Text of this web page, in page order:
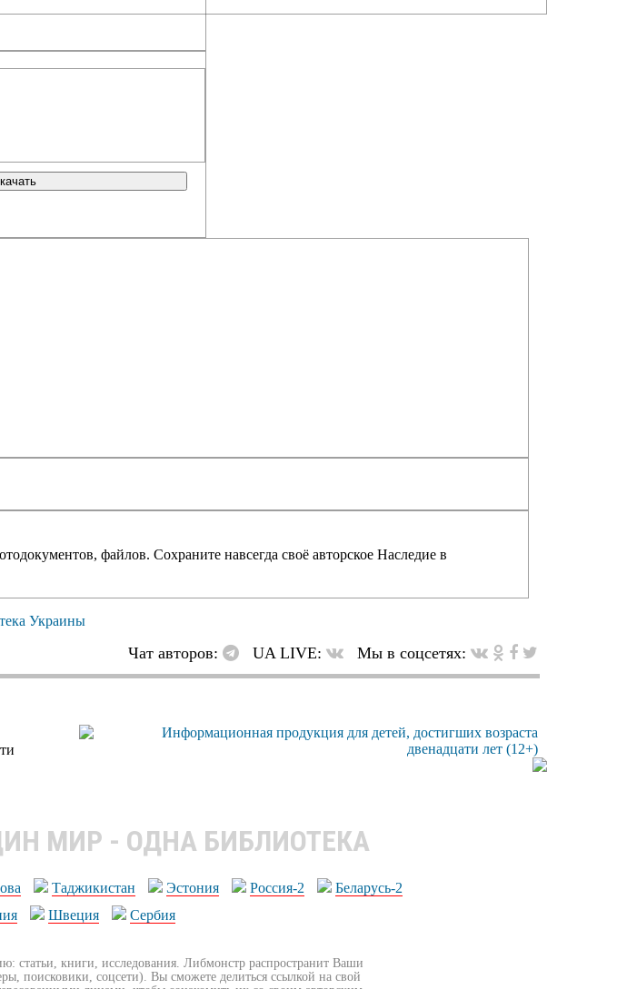
файлов. Сохраните навсегда своё авторское Наследие в
Украины
Чат авторов: UA LIVE: Мы в соцсетях:
МИР - ОДНА БИБЛИОТЕКА
Таджикистан Эстония Россия-2
Беларусь-2
Швеция Сербия
статьи, книги, исследования. Либмонстр распространит Ваши
поисковики, соцсети). Вы сможете делиться ссылкой на свой